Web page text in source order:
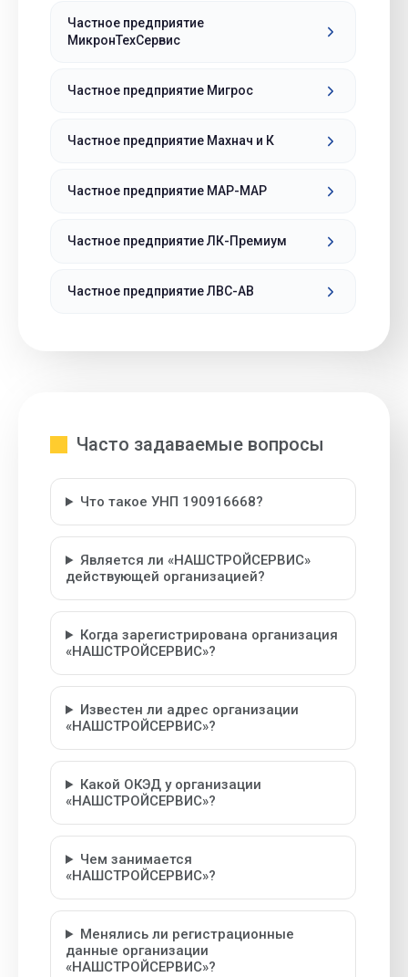
Частное предприятие
МикронТехСервис
Частное предприятие Мигрос
Частное предприятие Махнач и К
Частное предприятие МАР-МАР
Частное предприятие ЛК-Премиум
Частное предприятие ЛВС-АВ
Часто задаваемые вопросы
Что такое УНП 190916668?
Является ли «НАШСТРОЙСЕРВИС»
действующей организацией?
Когда зарегистрирована организация
«НАШСТРОЙСЕРВИС»?
Известен ли адрес организации
«НАШСТРОЙСЕРВИС»?
Какой ОКЭД у организации
«НАШСТРОЙСЕРВИС»?
Чем занимается
«НАШСТРОЙСЕРВИС»?
Менялись ли регистрационные
данные организации
«НАШСТРОЙСЕРВИС»?